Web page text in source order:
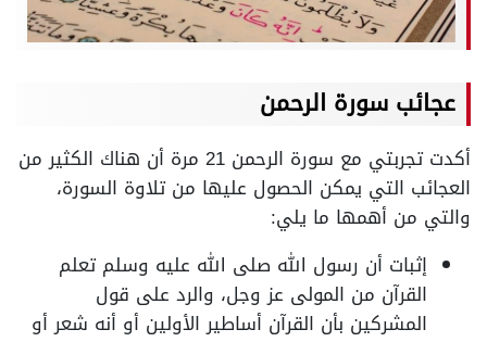
عجائب سورة الرحمن
أكدت تجربتي مع سورة الرحمن 21 مرة أن هناك الكثير من
العجائب التي يمكن الحصول عليها من تلاوة السورة،
والتي من أهمها ما يلي:
إثبات أن رسول الله صلى الله عليه وسلم تعلم
القرآن من المولى عز وجل، والرد على قول
المشركين بأن القرآن أساطير الأولين أو أنه شعر أو